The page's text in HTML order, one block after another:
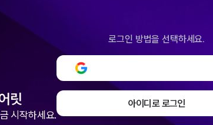
릿
시작하세요.
로그인 방법을 선택하세요.
아이디로 로그인